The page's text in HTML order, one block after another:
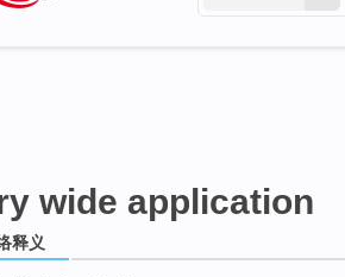
wide application
释义